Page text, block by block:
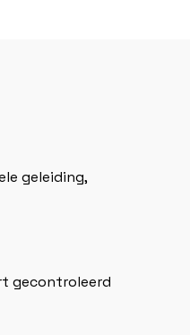
geleiding,
gecontroleerd